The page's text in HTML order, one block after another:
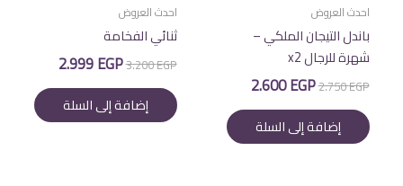
احدث العروض
باندل التيجان الملكي –
شهرة للرجال x2
2.750EGP السعر
الأصلي
هو:
2.750 EGP.
2.600EGP
هو:
2.600 EGP. إضافة إلى السلة
احدث العروض
ثنائي الفخامة
3.200EGP السعر
الأصلي
هو:
3.200 EGP.
2.999EGP
هو:
2.999 EGP. إضافة إلى السلة